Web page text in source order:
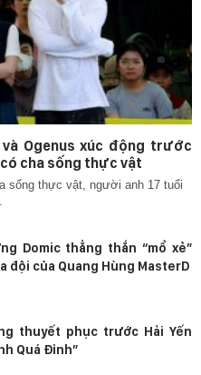
và Ogenus xúc động trước
cha sống thực vật
sống thực vật, người anh 17 tuổi
Domic thẳng thắn “mổ xẻ”
đội của Quang Hùng MasterD
thuyết phục trước Hải Yến
Quá Đỉnh”